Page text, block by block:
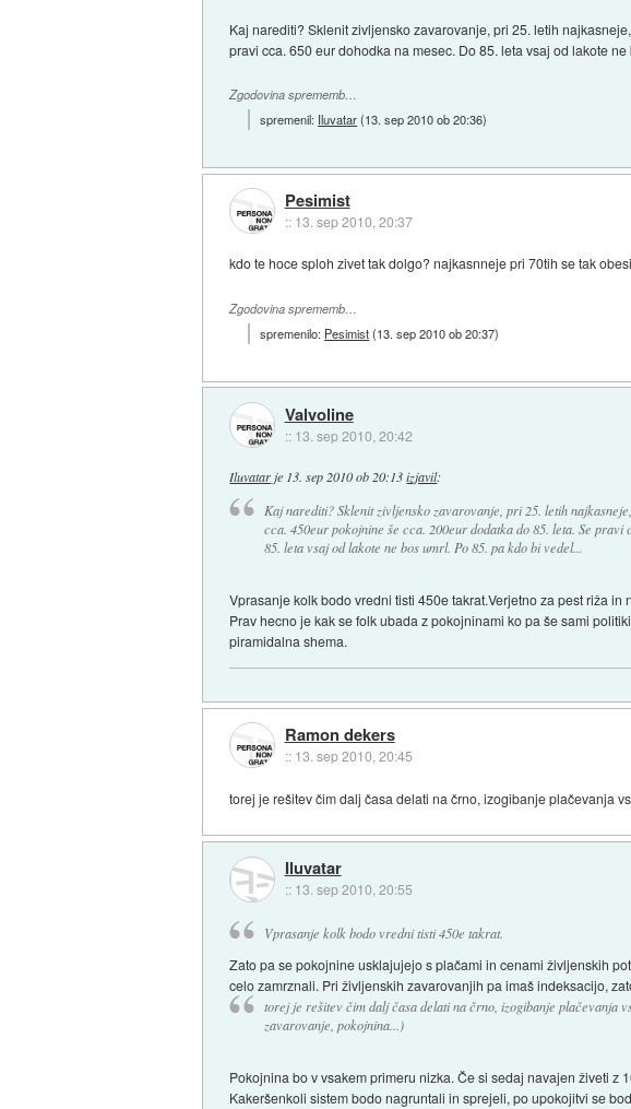
Kaj narediti? Sklenit zivljensko zavarovanje, pri 25. letih
pravi cca. 650 eur dohodka na mesec. Do 85. leta vsaj od lakote
Zgodovina sprememb…
spremenil: Iluvatar(13. sep 2010 ob 20:36)
Pesimist
:: 13. sep 2010, 20:37
kdo te hoce sploh zivet tak dolgo? najkasnneje pri 70tih se tak
Zgodovina sprememb…
spremenilo: Pesimist(13. sep 2010 ob 20:37)
Valvoline
:: 13. sep 2010, 20:42
Iluvatarje 13. sep 2010 ob 20:13 izjavil:
Kaj narediti? Sklenit zivljensko zavarovanje, pri 25. letih
cca. 450eur pokojnine še cca. 200eur dodatka do 85. leta. Se pravi
85. leta vsaj od lakote ne bos umrl. Po 85. pa kdo bi vedel...
Vprasanje kolk bodo vredni tisti 450e takrat.Verjetno za pest riža in
Prav hecno je kak se folk ubada z pokojninami ko pa še sami
piramidalna shema.
Ramon dekers
:: 13. sep 2010, 20:45
torej je rešitev čim dalj časa delati na črno, izogibanje plačevanja
Iluvatar
:: 13. sep 2010, 20:55
Vprasanje kolk bodo vredni tisti 450e takrat.
Zato pa se pokojnine usklajujejo s plačami in cenami življenskih
celo zamrznali. Pri življenskih zavarovanjih pa imaš indeksacijo,
torej je rešitev čim dalj časa delati na črno, izogibanje plačevanja
zavarovanje, pokojnina...)
Pokojnina bo v vsakem primeru nizka. Če si sedaj navajen živeti
Kakeršenkoli sistem bodo nagruntali in sprejeli, po upokojitvi se